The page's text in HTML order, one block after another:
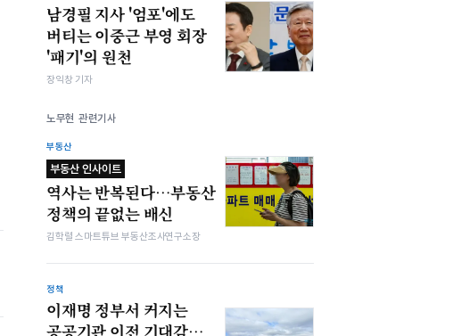
남경필 지사 '엄포'에도
버티는 이중근 부영 회장
'패기'의 원천
장익창 기자
노무현 관련기사
부동산
부동산 인사이트
역사는 반복된다…부동산
정책의 끝없는 배신
김학렬 스마트튜브 부동산조사연구소장
정책
이재명 정부서 커지는
공공기관 이전 기대감…